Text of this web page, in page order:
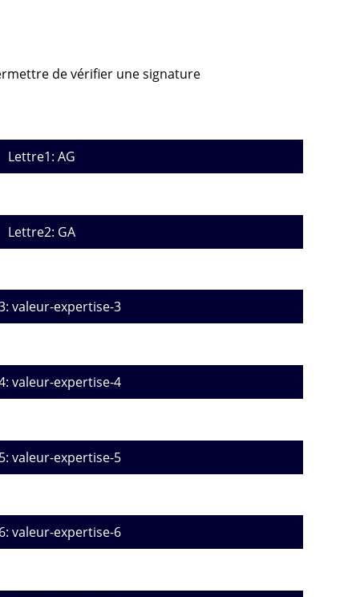
de vérifier une signature
Lettre1: AG
Lettre2: GA
valeur-expertise-3
valeur-expertise-4
valeur-expertise-5
valeur-expertise-6